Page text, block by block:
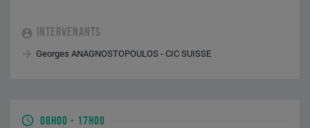
INTERVENANTS
Georges ANAGNOSTOPOULOS - CIC SUISSE
08H00 - 17H00